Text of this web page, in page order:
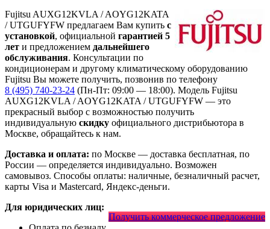
Fujitsu AUXG12KVLA / AOYG12KATA
/ UTGUFYFW предлагаем Вам купить с
установкой, официальной гарантией 5
лет и предложением дальнейшего
обслуживания. Консультации по
кондиционерам и другому климатическому оборудованию
Fujitsu Вы можете получить, позвонив по телефону
8 (495) 740-23-24 (Пн-Пт: 09:00 — 18:00). Модель Fujitsu
AUXG12KVLA / AOYG12KATA / UTGUFYFW — это
прекрасный выбор с возможностью получить
индивидуальную скидку официального дистрибьютора в
Москве, обращайтесь к нам.
Доставка и оплата: по Москве — доставка бесплатная, по
России — определяется индивидуально. Возможен
самовывоз. Способы оплаты: наличные, безналичный расчет,
карты Visa и Mastercard, Яндекс-деньги.
Получить коммерческое предложение
Для юридических лиц: